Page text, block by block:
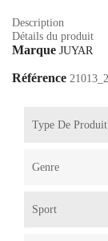
Description
Détails du produit
Marque JUYAR
Référence 21013_2
Type De Produit
Genre
Sport